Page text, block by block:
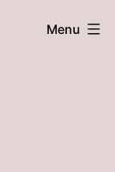
Menu